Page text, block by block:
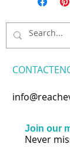
Join our
Never